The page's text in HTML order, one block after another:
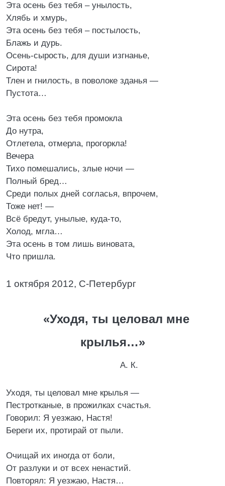
Эта осень без тебя – унылость,
Хлябь и хмурь,
Эта осень без тебя – постылость,
Блажь и дурь.
Осень-сырость, для души изгнанье,
Сирота!
Тлен и гнилость, в поволоке зданья —
Пустота…
Эта осень без тебя промокла
До нутра,
Отлетела, отмерла, прогоркла!
Вечера
Тихо помешались, злые ночи —
Полный бред…
Среди полых дней согласья, впрочем,
Тоже нет! —
Всё бредут, унылые, куда-то,
Холод, мгла…
Эта осень в том лишь виновата,
Что пришла.
1 октября 2012, С-Петербург
«Уходя, ты целовал мне
крылья…»
А. К.
Уходя, ты целовал мне крылья —
Пестротканые, в прожилках счастья.
Говорил: Я уезжаю, Настя!
Береги их, протирай от пыли.
Очищай их иногда от боли,
От разлуки и от всех ненастий.
Повторял: Я уезжаю, Настя…